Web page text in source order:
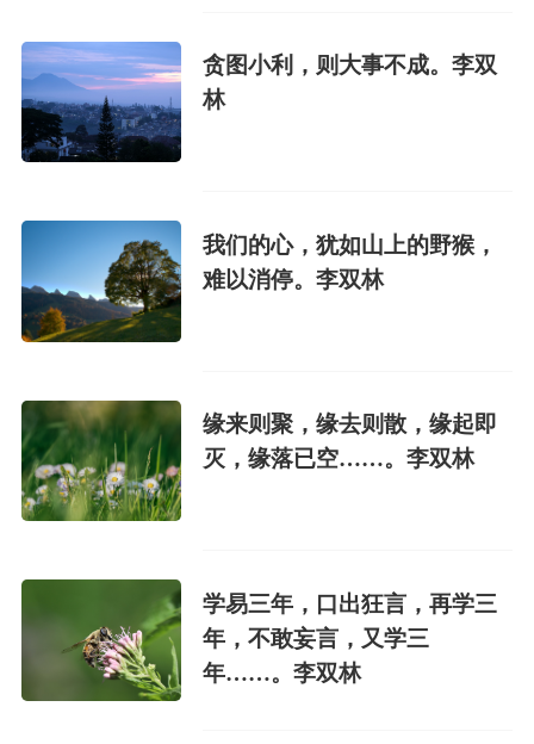
贪图小利，则大事不成。李双
林
我们的心，犹如山上的野猴，
难以消停。李双林
缘来则聚，缘去则散，缘起即
灭，缘落已空……。李双林
学易三年，口出狂言，再学三
年，不敢妄言，又学三
年……。李双林